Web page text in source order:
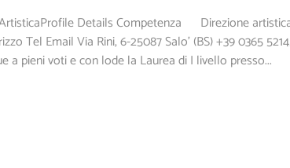
Details Competenza Direzione
Tel Email Via Rini, 6-25087 Salo' (BS) +39 0365
a pieni voti e con lode la Laurea di I livello presso...